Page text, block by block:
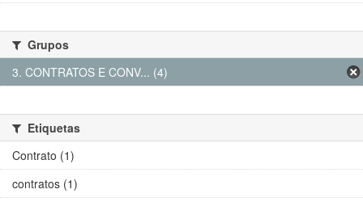
Grupos
3. CONTRATOS E CONV... (4)
Etiquetas
Contrato (1)
contratos (1)